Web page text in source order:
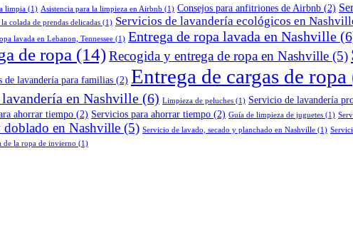
limpia (1) Asistencia para la limpieza en Airbnb (1) Consejos para anfitriones de Airbnb (2)
colada de prendas delicadas (1) Servicios de lavandería ecológicos en
lavada en Lebanon, Tennessee (1) Entrega de ropa lavada en Nashville
de ropa (14)Recogida y entrega de ropa en Nashville (5)
de lavandería para familias (2) Entrega de cargas de ropa
en Nashville (6) Limpieza de peluches (1) Servicio de lavandería
ahorrar tiempo (2) Servicios para ahorrar tiempo (2) Guía de limpieza de juguetes (1)
doblado en Nashville (5) Servicio de lavado, secado y planchado en Nashville (1)
de la ropa de invierno (1)